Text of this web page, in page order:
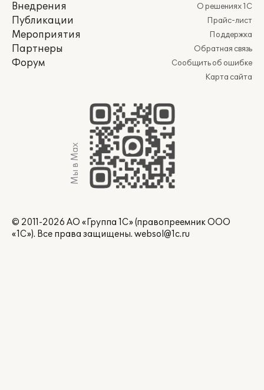
Внедрения
Публикации
Мероприятия
Партнеры
Форум
О решениях 1С
Прайс-лист
Поддержка
Обратная связь
Сообщить об ошибке
Карта сайта
Мы в Max
© 2011-2026 АО «Группа 1С» (правопреемник ООО
«1С»). Все права защищены. websol@1c.ru